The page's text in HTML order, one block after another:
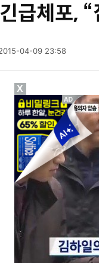
급체포,
04-09 23:58
X